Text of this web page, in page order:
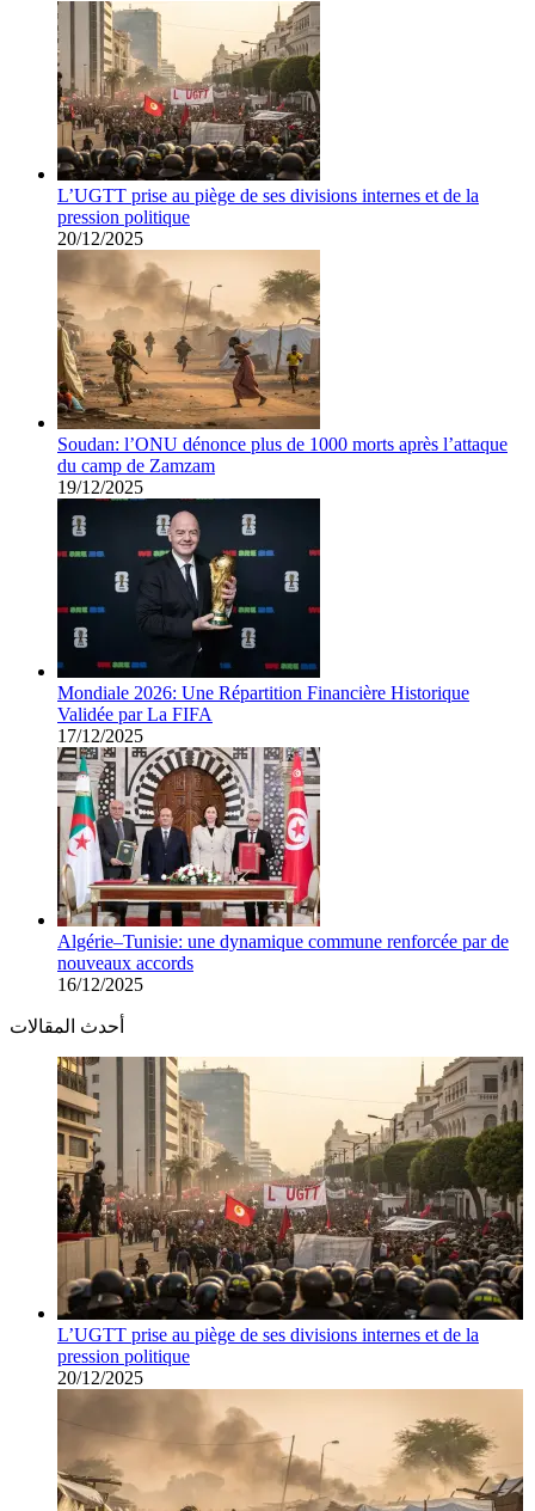
L’UGTT prise au piège de ses divisions internes et de la
pression politique
20/12/2025
Soudan: l’ONU dénonce plus de 1000 morts après l’attaque
du camp de Zamzam
19/12/2025
Mondiale 2026: Une Répartition Financière Historique
Validée par La FIFA
17/12/2025
Algérie–Tunisie: une dynamique commune renforcée par de
nouveaux accords
16/12/2025
أحدث المقالات
L’UGTT prise au piège de ses divisions internes et de la
pression politique
20/12/2025